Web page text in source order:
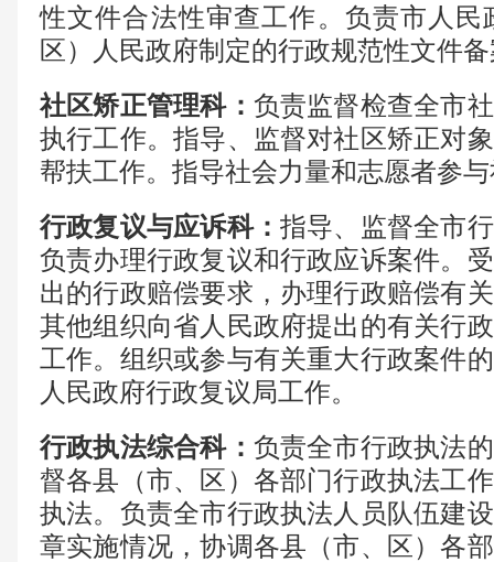
性文件合法性审查工作。负责市人
区）人民政府制定的行政规范性文件
社区矫正管理科： 负责监督检查全市
执行工作。指导、监督对社区矫正对
帮扶工作。指导社会力量和志愿者参
行政复议与应诉科：指导、监督全市
负责办理行政复议和行政应诉案件。
出的行政赔偿要求，办理行政赔偿有
其他组织向省人民政府提出的有关行
工作。组织或参与有关重大行政案件
人民政府行政复议局工作。
行政执法综合科： 负责全市行政执法
督各县（市、区）各部门行政执法工
执法。负责全市行政执法人员队伍建
章实施情况，协调各县（市、区）各